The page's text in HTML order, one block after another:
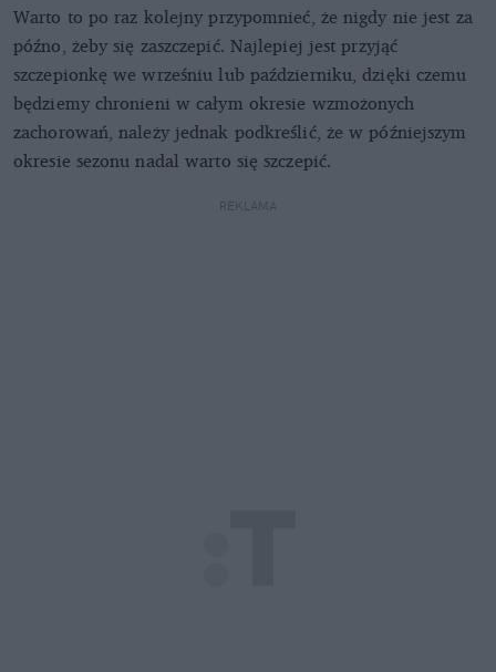
Warto to po raz kolejny przypomnieć, że nigdy nie jest za
późno, żeby się zaszczepić. Najlepiej jest przyjąć
szczepionkę we wrześniu lub październiku, dzięki czemu
będziemy chronieni w całym okresie wzmożonych
zachorowań, należy jednak podkreślić, że w późniejszym
okresie sezonu nadal warto się szczepić.
REKLAMA